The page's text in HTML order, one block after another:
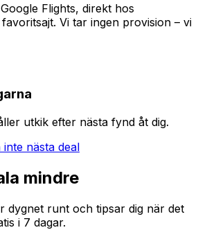
Flights, direkt hos
Vi tar ingen provision – vi
utkik efter nästa fynd åt dig.
inte nästa deal
mindre
dygnet runt och tipsar dig när det
i 7 dagar.